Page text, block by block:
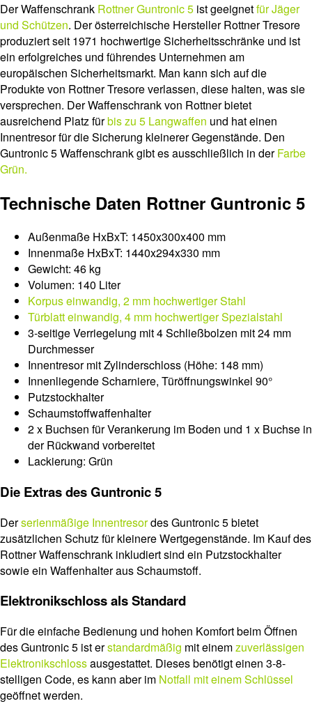
Der Waffenschrank Rottner Guntronic 5 ist geeignetfür Jäger
und Schützen. Der österreichische Hersteller Rottner Tresore
produziert seit 1971 hochwertige Sicherheitsschränke und ist
ein erfolgreiches und führendes Unternehmen am
europäischen Sicherheitsmarkt. Man kann sich auf die
Produkte von Rottner Tresore verlassen, diese halten, was sie
versprechen. Der Waffenschrank von Rottner bietet
ausreichend Platz fürbis zu 5 Langwaffen und hat einen
Innentresor für die Sicherung kleinerer Gegenstände. Den
Guntronic 5 Waffenschrank gibt es ausschließlich in derFarbe
Grün.
Technische Daten Rottner Guntronic 5
Außenmaße HxBxT: 1450x300x400 mm
Innenmaße HxBxT: 1440x294x330 mm
Gewicht: 46 kg
Volumen: 140 Liter
Korpus einwandig, 2 mm hochwertiger Stahl
Türblatt einwandig, 4 mm hochwertiger Spezialstahl
3-seitige Verriegelung mit 4 Schließbolzen mit 24 mm
Durchmesser
Innentresor mit Zylinderschloss (Höhe: 148 mm)
Innenliegende Scharniere, Türöffnungswinkel 90°
Putzstockhalter
Schaumstoffwaffenhalter
2 x Buchsen für Verankerung im Boden und 1 x Buchse in
der Rückwand vorbereitet
Lackierung: Grün
Die Extras des Guntronic 5
Derserienmäßige Innentresordes Guntronic 5 bietet
zusätzlichen Schutz für kleinere Wertgegenstände. Im Kauf des
Rottner Waffenschrank inkludiert sind ein Putzstockhalter
sowie ein Waffenhalter aus Schaumstoff.
Elektronikschloss als Standard
Für die einfache Bedienung und hohen Komfort beim Öffnen
des Guntronic 5 ist erstandardmäßig mit einemzuverlässigen
Elektronikschlossausgestattet. Dieses benötigt einen 3-8-
stelligen Code, es kann aber im Notfall mit einem Schlüssel
geöffnet werden.